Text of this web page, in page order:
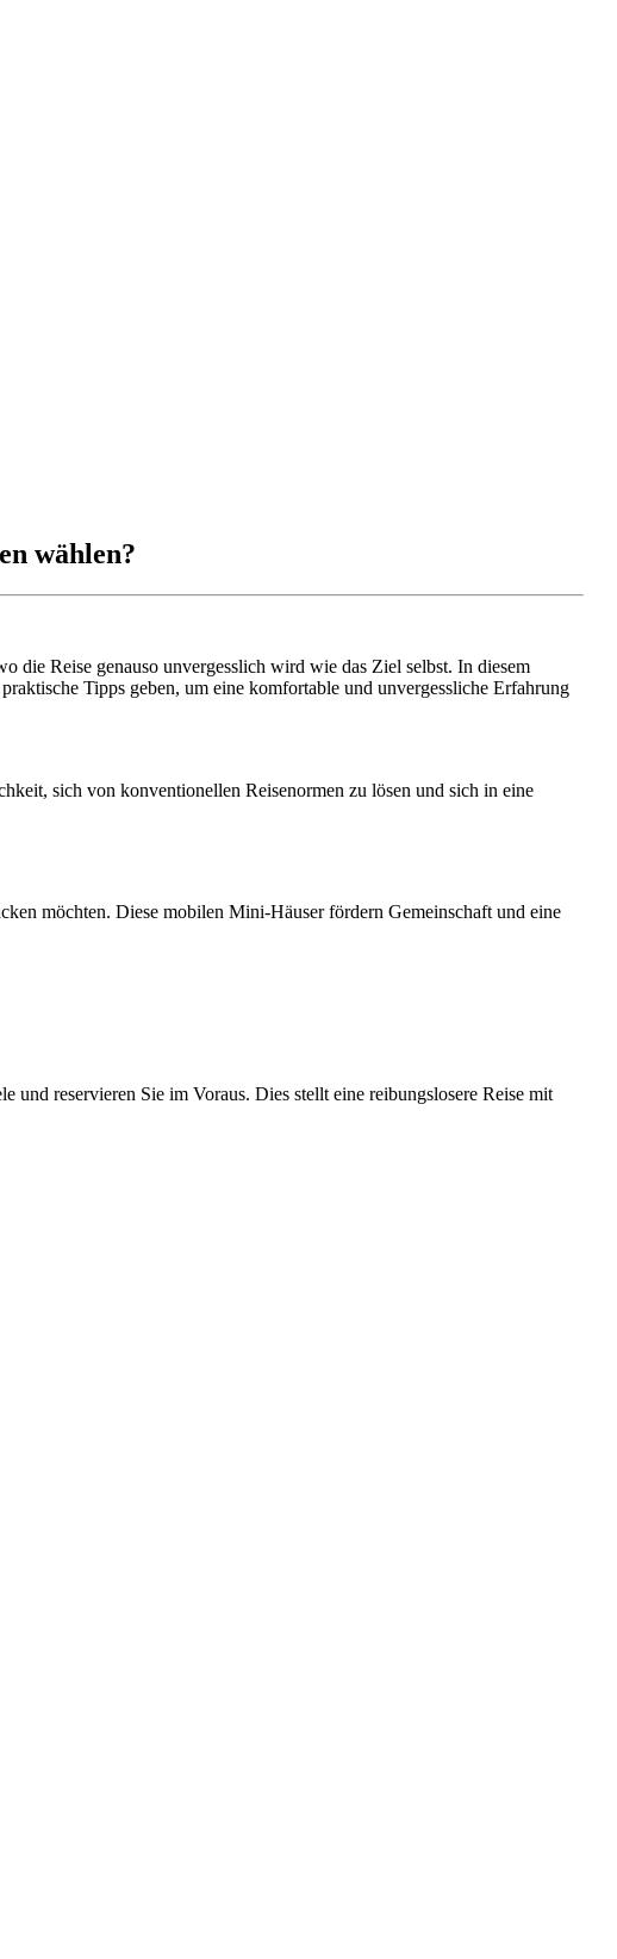
wählen?
die Reise genauso unvergesslich wird wie das Ziel selbst. In diesem
Tipps geben, um eine komfortable und unvergessliche Erfahrung
sich von konventionellen Reisenormen zu lösen und sich in eine
möchten. Diese mobilen Mini-Häuser fördern Gemeinschaft und eine
und reservieren Sie im Voraus. Dies stellt eine reibungslosere Reise mit